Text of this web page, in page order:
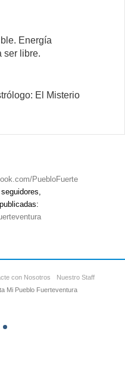
Energía
ser libre.
El Misterio
PuebloFuerte
con Nosotros
Nuestro Staff
Mi Pueblo Fuerteventura